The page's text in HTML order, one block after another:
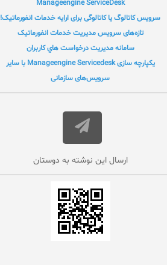
Manageengine ServiceDesk
سرویس کاتالوگ یا کاتالوگی برای ارایه خدمات انفورماتیک!
تازه‌های سرویس مدیریت خدمات انفورماتیک
سامانه مديريت درخواست هاي کاربران
یکپارچه سازی Manageengine Servicedesk با سایر
سرویس‌های سازمانی
ارسال این نوشته به دوستان‌